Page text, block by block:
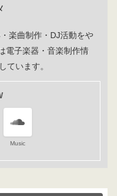
楽曲制作・DJ活動をや
電子楽器・音楽制作情
ています。
Music